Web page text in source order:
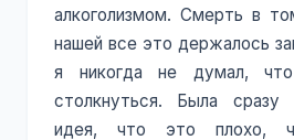
алкоголизмом. Смерть в
нашей все это держалось
я никогда не думал,
столкнуться. Была сразу
идея, что это плохо,